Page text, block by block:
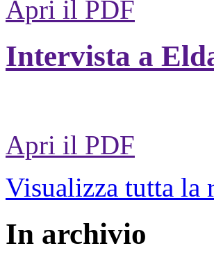
Apri il PDF
Intervista a
Apri il PDF
Visualizza tutta la
In archivio